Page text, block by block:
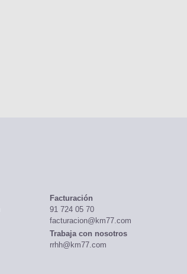
Facturación
91 724 05 70
facturacion@km77.com
Trabaja con nosotros
rrhh@km77.com